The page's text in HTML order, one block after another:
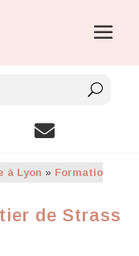

à Lyon » Formation en
de Strass